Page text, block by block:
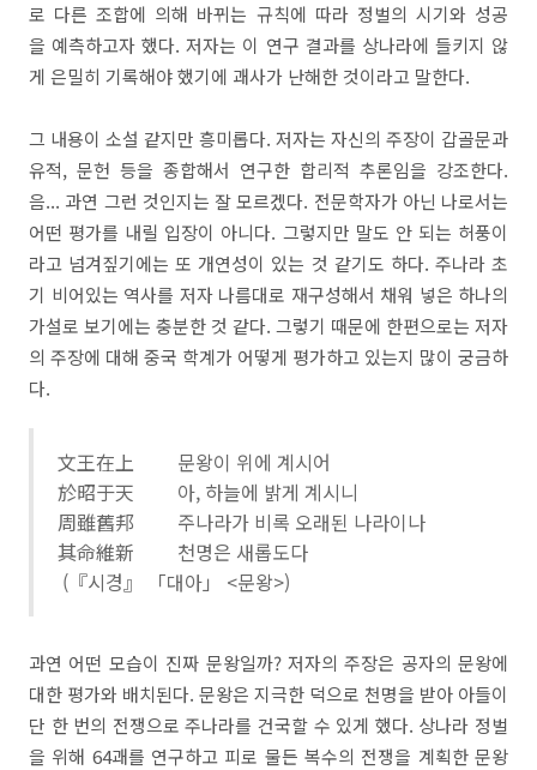
로 다른 조합에 의해 바뀌는 규칙에 따라 정벌의 시기와 성공
을 예측하고자 했다. 저자는 이 연구 결과를 상나라에 들키지 않
게 은밀히 기록해야 했기에 괘사가 난해한 것이라고 말한다.
그 내용이 소설 같지만 흥미롭다. 저자는 자신의 주장이 갑골문과
유적, 문헌 등을 종합해서 연구한 합리적 추론임을 강조한다.
음... 과연 그런 것인지는 잘 모르겠다. 전문학자가 아닌 나로서는
어떤 평가를 내릴 입장이 아니다. 그렇지만 말도 안 되는 허풍이
라고 넘겨짚기에는 또 개연성이 있는 것 같기도 하다. 주나라 초
기 비어있는 역사를 저자 나름대로 재구성해서 채워 넣은 하나의
가설로 보기에는 충분한 것 같다. 그렇기 때문에 한편으로는 저자
의 주장에 대해 중국 학계가 어떻게 평가하고 있는지 많이 궁금하
다.
文王在上 문왕이 위에 계시어
於昭于天 아, 하늘에 밝게 계시니
周雖舊邦 주나라가 비록 오래된 나라이나
其命維新 천명은 새롭도다
(『시경』 「대아」 <문왕>)
과연 어떤 모습이 진짜 문왕일까? 저자의 주장은 공자의 문왕에
대한 평가와 배치된다. 문왕은 지극한 덕으로 천명을 받아 아들이
단 한 번의 전쟁으로 주나라를 건국할 수 있게 했다. 상나라 정벌
을 위해 64괘를 연구하고 피로 물든 복수의 전쟁을 계획한 문왕